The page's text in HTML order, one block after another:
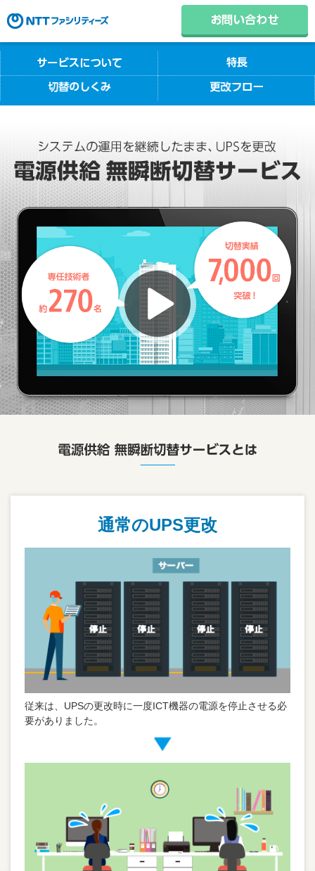
通常のUPS更改
従来は、UPSの更改時に一度ICT機器の電源を停止させる必
要がありました。